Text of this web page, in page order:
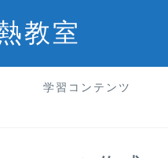
教室
学習コンテンツ